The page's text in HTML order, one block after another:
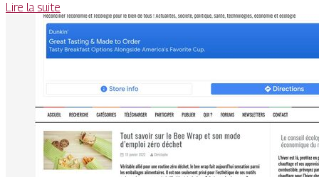
Lire la suite